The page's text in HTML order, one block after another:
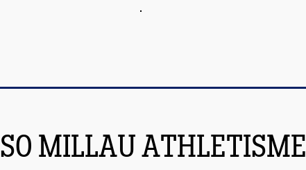
SO MILLAU ATHLETISME